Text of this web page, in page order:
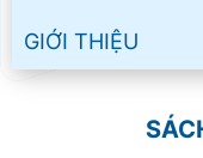
GIỚI THIỆU